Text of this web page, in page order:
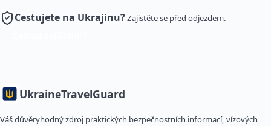
Cestujete na Ukrajinu?Zajistěte se před odjezdem.
UkraineTravelGuard
Váš důvěryhodný zdroj praktických bezpečnostních informací, vízových